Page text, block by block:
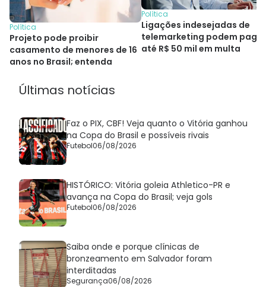
Política
Projeto pode proibir
casamento de menores de 16
anos no Brasil; entenda
Política
Ligações indesejadas de
telemarketing podem pagar
até R$ 50 mil em multa
Últimas notícias
Faz o PIX, CBF! Veja quanto o Vitória ganhou
na Copa do Brasil e possíveis rivais
Futebol06/08/2026
HISTÓRICO: Vitória goleia Athletico-PR e
avança na Copa do Brasil; veja gols
Futebol06/08/2026
Saiba onde e porque clínicas de
bronzeamento em Salvador foram
interditadas
Segurança06/08/2026